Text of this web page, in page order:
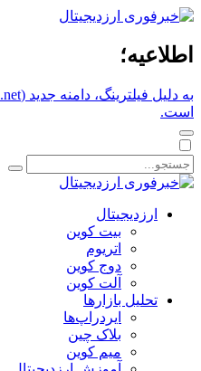
اطلاعیه؛
است.
ارزدیجیتال
بیت کوین
اتریوم
دوج کوین
آلت کوین
تحلیل بازارها
ایردراپ‌ها
بلاک چین
میم کوین‌